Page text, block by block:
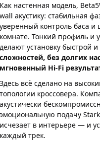
Как настенная модель,
wall акустику: стабильная
уверенный контроль баса и
комнате. Тонкий профиль и
делают установку быстрой
сложностей, без долгих
мгновенный Hi-Fi
Здесь всё сделано на
топологии кроссовера.
акустически
эмоциональную подачу
исчезает в интерьере — и
каждый трек.